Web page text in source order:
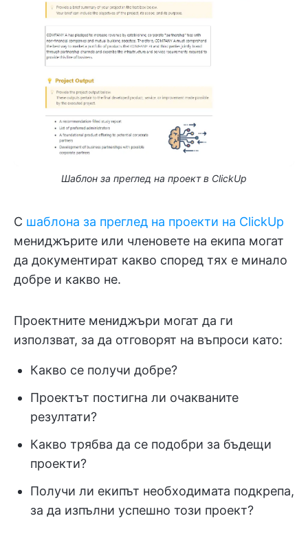
Шаблон за преглед на проект в ClickUp
С шаблона за преглед на проекти на ClickUp
мениджърите или членовете на екипа могат
да документират какво според тях е минало
добре и какво не.
Проектните мениджъри могат да ги
използват, за да отговорят на въпроси като:
Какво се получи добре?
Проектът постигна ли очакваните
резултати?
Какво трябва да се подобри за бъдещи
проекти?
Получи ли екипът необходимата подкрепа,
за да изпълни успешно този проект?